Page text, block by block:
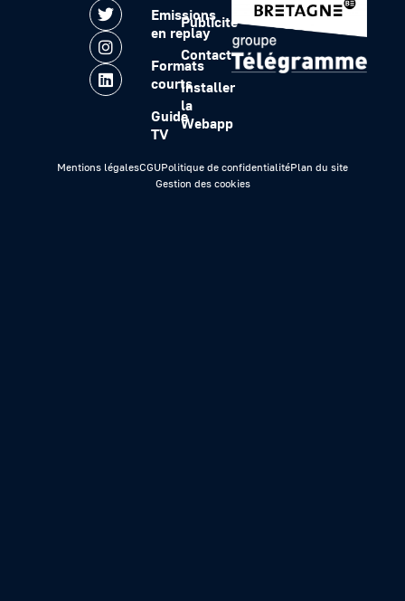
Emissions
en replay
Formats
courts
Guide
TV
Publicité
Contact
Installer
la
Webapp
Mentions légalesCGUPolitique de confidentialitéPlan du site
Gestion des cookies